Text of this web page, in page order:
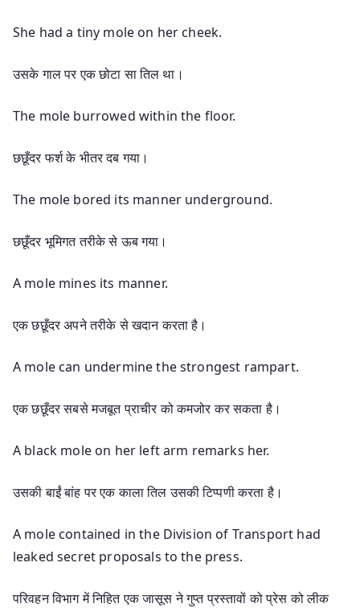
She had a tiny mole on her cheek.
उसके गाल पर एक छोटा सा तिल था।
The mole burrowed within the floor.
छछूँदर फर्श के भीतर दब गया।
The mole bored its manner underground.
छछूँदर भूमिगत तरीके से ऊब गया।
A mole mines its manner.
एक छछूँदर अपने तरीके से खदान करता है।
A mole can undermine the strongest rampart.
एक छछूँदर सबसे मजबूत प्राचीर को कमजोर कर सकता है।
A black mole on her left arm remarks her.
उसकी बाईं बांह पर एक काला तिल उसकी टिप्पणी करता है।
A mole contained in the Division of Transport had
leaked secret proposals to the press.
परिवहन विभाग में निहित एक जासूस ने गुप्त प्रस्तावों को प्रेस को लीक